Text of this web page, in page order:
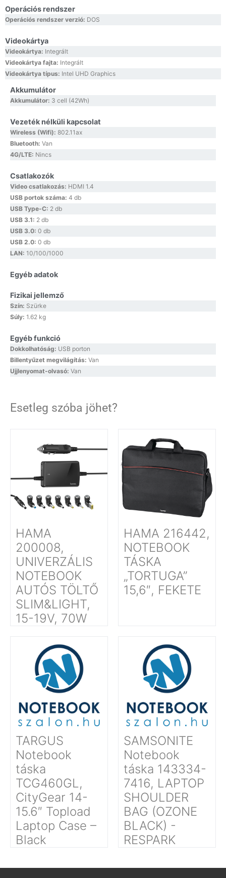
Operációs rendszer
Operációs rendszer verzió: DOS
Videokártya
Videokártya: Integrált
Videokártya fajta: Integrált
Videokártya típus: Intel UHD Graphics
Akkumulátor
Akkumulátor: 3 cell (42Wh)
Vezeték nélküli kapcsolat
Wireless (Wifi): 802.11ax
Bluetooth: Van
4G/LTE: Nincs
Csatlakozók
Video csatlakozás: HDMI 1.4
USB portok száma: 4 db
USB Type-C: 2 db
USB 3.1: 2 db
USB 3.0: 0 db
USB 2.0: 0 db
LAN: 10/100/1000
Egyéb adatok
Fizikai jellemző
Szín: Szürke
Súly: 1.62 kg
Egyéb funkció
Dokkolhatóság: USB porton
Billentyűzet megvilágítás: Van
Ujjlenyomat-olvasó: Van
Esetleg szóba jöhet?
HAMA
200008,
UNIVERZÁLIS
NOTEBOOK
AUTÓS TÖLTŐ
SLIM&LIGHT,
15-19V, 70W
HAMA 216442,
NOTEBOOK
TÁSKA
„TORTUGA”
15,6″, FEKETE
TARGUS
Notebook
táska
TCG460GL,
CityGear 14-
15.6″ Topload
Laptop Case –
Black
SAMSONITE
Notebook
táska 143334-
7416, LAPTOP
SHOULDER
BAG (OZONE
BLACK) -
RESPARK